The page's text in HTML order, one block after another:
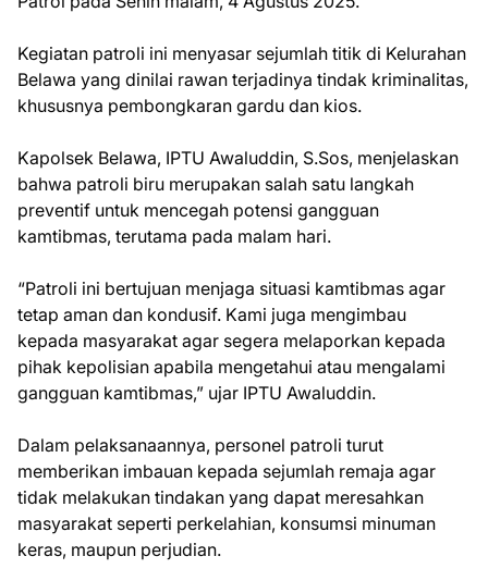
Kegiatan patroli ini menyasar sejumlah titik di Kelurahan
Belawa yang dinilai rawan terjadinya tindak kriminalitas,
khususnya pembongkaran gardu dan kios.
Kapolsek Belawa, IPTU Awaluddin, S.Sos, menjelaskan
bahwa patroli biru merupakan salah satu langkah
preventif untuk mencegah potensi gangguan
kamtibmas, terutama pada malam hari.
“Patroli ini bertujuan menjaga situasi kamtibmas agar
tetap aman dan kondusif. Kami juga mengimbau
kepada masyarakat agar segera melaporkan kepada
pihak kepolisian apabila mengetahui atau mengalami
gangguan kamtibmas,” ujar IPTU Awaluddin.
Dalam pelaksanaannya, personel patroli turut
memberikan imbauan kepada sejumlah remaja agar
tidak melakukan tindakan yang dapat meresahkan
masyarakat seperti perkelahian, konsumsi minuman
keras, maupun perjudian.